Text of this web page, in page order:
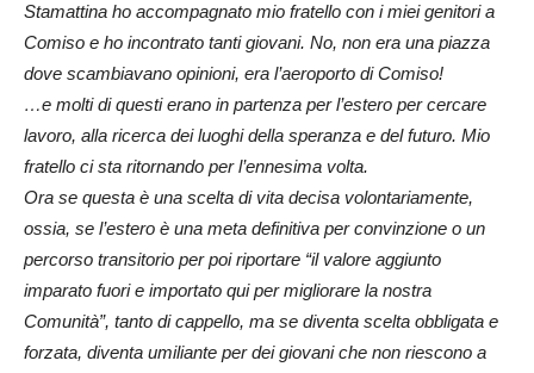
Stamattina ho accompagnato mio fratello con i miei genitori a
Comiso e ho incontrato tanti giovani. No, non era una piazza
dove scambiavano opinioni, era l’aeroporto di Comiso!
…e molti di questi erano in partenza per l’estero per cercare
lavoro, alla ricerca dei luoghi della speranza e del futuro. Mio
fratello ci sta ritornando per l’ennesima volta.
Ora se questa è una scelta di vita decisa volontariamente,
ossia, se l’estero è una meta definitiva per convinzione o un
percorso transitorio per poi riportare “il valore aggiunto
imparato fuori e importato qui per migliorare la nostra
Comunità”, tanto di cappello, ma se diventa scelta obbligata e
forzata, diventa umiliante per dei giovani che non riescono a